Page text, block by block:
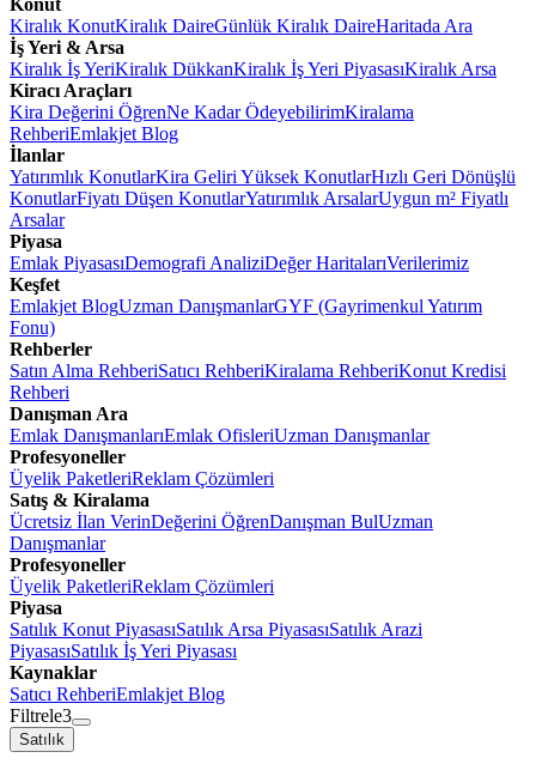
Konut
Kiralık KonutKiralık DaireGünlük Kiralık DaireHaritada Ara
İş Yeri & Arsa
Kiralık İş YeriKiralık DükkanKiralık İş Yeri PiyasasıKiralık Arsa
Kiracı Araçları
Kira Değerini ÖğrenNe Kadar ÖdeyebilirimKiralama
RehberiEmlakjet Blog
İlanlar
Yatırımlık KonutlarKira Geliri Yüksek KonutlarHızlı Geri Dönüşlü
KonutlarFiyatı Düşen KonutlarYatırımlık ArsalarUygun m² Fiyatlı
Arsalar
Piyasa
Emlak PiyasasıDemografi AnaliziDeğer HaritalarıVerilerimiz
Keşfet
Emlakjet BlogUzman DanışmanlarGYF (Gayrimenkul Yatırım
Fonu)
Rehberler
Satın Alma RehberiSatıcı RehberiKiralama RehberiKonut Kredisi
Rehberi
Danışman Ara
Emlak DanışmanlarıEmlak OfisleriUzman Danışmanlar
Profesyoneller
Üyelik PaketleriReklam Çözümleri
Satış & Kiralama
Ücretsiz İlan VerinDeğerini ÖğrenDanışman BulUzman
Danışmanlar
Profesyoneller
Üyelik PaketleriReklam Çözümleri
Piyasa
Satılık Konut PiyasasıSatılık Arsa PiyasasıSatılık Arazi
PiyasasıSatılık İş Yeri Piyasası
Kaynaklar
Satıcı RehberiEmlakjet Blog
Filtrele3
Satılık